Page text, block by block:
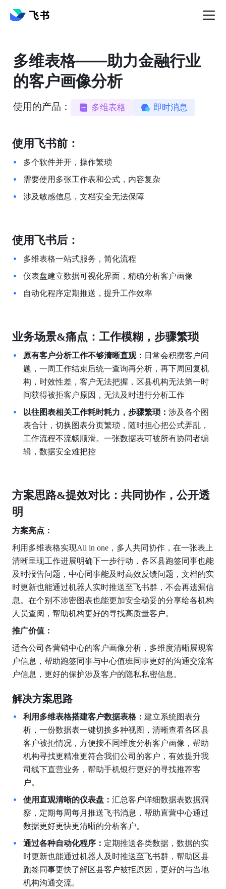
多维表格——助力金融行业
的客户画像分析
使用的产品： 多维表格 即时消息
使用飞书前：
多个软件并开，操作繁琐
需要使用多张工作表和公式，内容复杂
涉及敏感信息，文档安全无法保障
使用飞书后：
多维表格一站式服务，简化流程
仪表盘建立数据可视化界面，精确分析客户画像
自动化程序定期推送，提升工作效率
业务场景&痛点：工作模糊，步骤繁琐
原有客户分析工作不够清晰直观： 日常会积攒客户问
题，一周工作结束后统一查询再分析，再下周回复机
构，时效性差，客户无法把握，区县机构无法第一时
间获得被拒客户原因，无法及时进行分析工作
以往图表相关工作耗时耗力，步骤繁琐： 涉及各个图
表合计，切换图表分页繁琐，随时担心把公式弄乱，
工作流程不流畅顺滑。一张数据表可被所有协同者编
辑，数据安全难把控
方案思路&提效对比：共同协作，公开透
明
方案亮点：
利用多维表格实现All in one，多人共同协作，在一张表上
清晰呈现工作进展明确下一步行动，各区县跑签同事也能
及时报告问题，中心同事能及时高效反馈问题，文档的实
时更新也能通过机器人实时推送至飞书群，不会再遗漏信
息。在个别不涉密图表也能更加安全稳妥的分享给各机构
人员查阅，帮助机构更好的寻找高质量客户。
推广价值：
适合公司各营销中心的客户画像分析，多维度清晰展现客
户信息，帮助跑签同事与中心值班同事更好的沟通交流客
户信息，更好的保护涉及客户的隐私私密信息。
解决方案思路
利用多维表格搭建客户数据表格： 建立系统图表分
析，一份数据表一键切换多种视图，清晰查看各区县
客户被拒情况，方便按不同维度分析客户画像，帮助
机构寻找更精准更符合我们公司的客户，有效提升我
司线下直营业务，帮助手机银行更好的寻找推荐客
户。
使用直观清晰的仪表盘： 汇总客户详细数据表数据洞
察，定期每周每月推送飞书消息，帮助直营中心通过
数据更好更快更清晰的分析客户。
通过各种自动化程序： 定期推送各类数据，数据的实
时更新也能通过机器人及时推送至飞书群，帮助区县
跑签同事更快了解区县客户被拒原因，更好的与当地
机构沟通交流。